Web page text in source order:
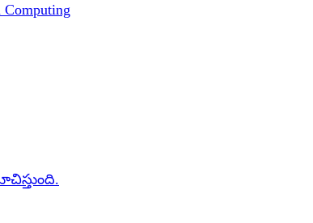
Computing